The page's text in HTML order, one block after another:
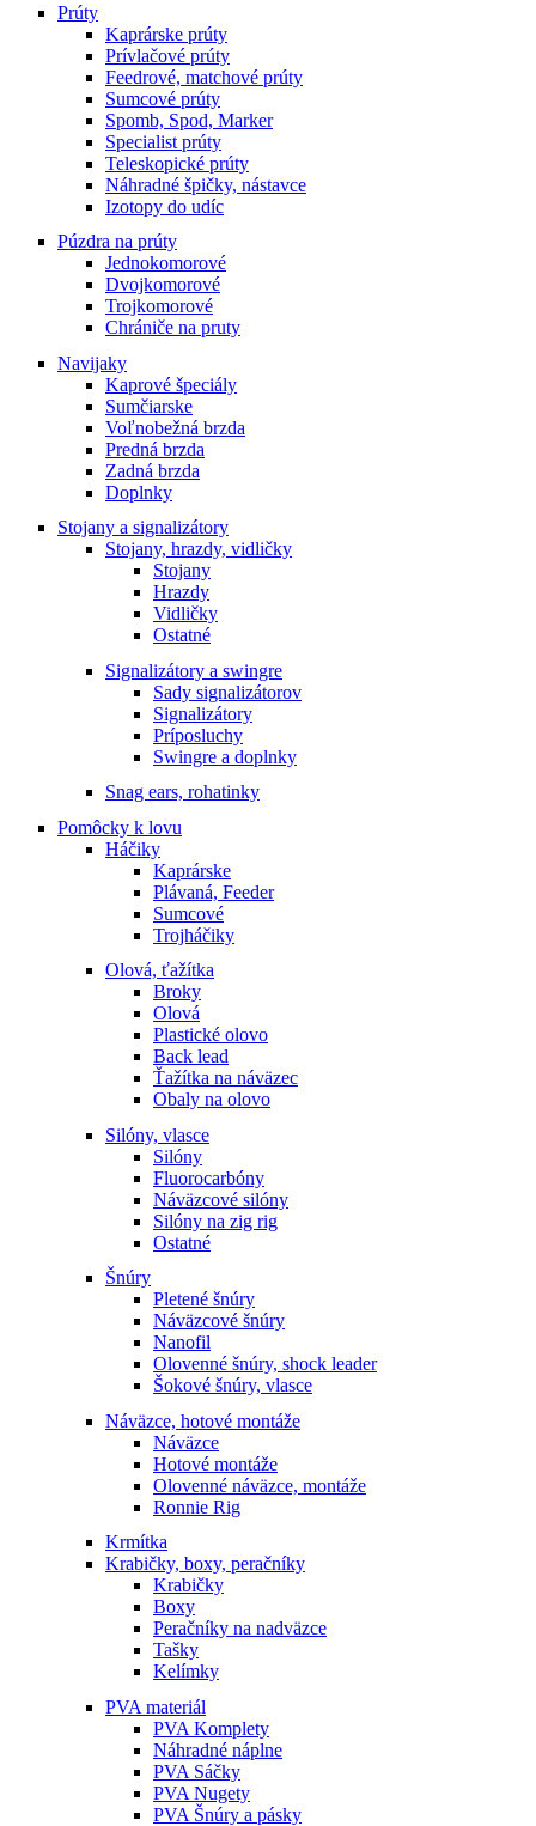
Prúty
Kaprárske prúty
Prívlačové prúty
Feedrové, matchové prúty
Sumcové prúty
Spomb, Spod, Marker
Specialist prúty
Teleskopické prúty
Náhradné špičky, nástavce
Izotopy do udíc
Púzdra na prúty
Jednokomorové
Dvojkomorové
Trojkomorové
Chrániče na pruty
Navijaky
Kaprové špeciály
Sumčiarske
Voľnobežná brzda
Predná brzda
Zadná brzda
Doplnky
Stojany a signalizátory
Stojany, hrazdy, vidličky
Stojany
Hrazdy
Vidličky
Ostatné
Signalizátory a swingre
Sady signalizátorov
Signalizátory
Príposluchy
Swingre a doplnky
Snag ears, rohatinky
Pomôcky k lovu
Háčiky
Kaprárske
Plávaná, Feeder
Sumcové
Trojháčiky
Olová, ťažítka
Broky
Olová
Plastické olovo
Back lead
Ťažítka na náväzec
Obaly na olovo
Silóny, vlasce
Silóny
Fluorocarbóny
Náväzcové silóny
Silóny na zig rig
Ostatné
Šnúry
Pletené šnúry
Náväzcové šnúry
Nanofil
Olovenné šnúry, shock leader
Šokové šnúry, vlasce
Náväzce, hotové montáže
Náväzce
Hotové montáže
Olovenné náväzce, montáže
Ronnie Rig
Krmítka
Krabičky, boxy, peračníky
Krabičky
Boxy
Peračníky na nadväzce
Tašky
Kelímky
PVA materiál
PVA Komplety
Náhradné náplne
PVA Sáčky
PVA Nugety
PVA Šnúry a pásky